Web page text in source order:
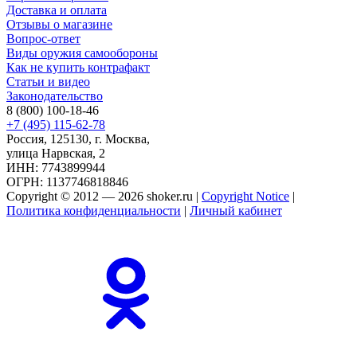
Доставка и оплата
Отзывы о магазине
Вопрос-ответ
Виды оружия самообороны
Как не купить контрафакт
Статьи и видео
Законодательство
8 (800) 100-18-46
+7 (495) 115-62-78
Россия, 125130, г. Москва,
улица Нарвская, 2
ИНН: 7743899944
ОГРН: 1137746818846
Copyright © 2012 — 2026 shoker.ru | Copyright Notice |
Политика конфиденциальности | Личный кабинет